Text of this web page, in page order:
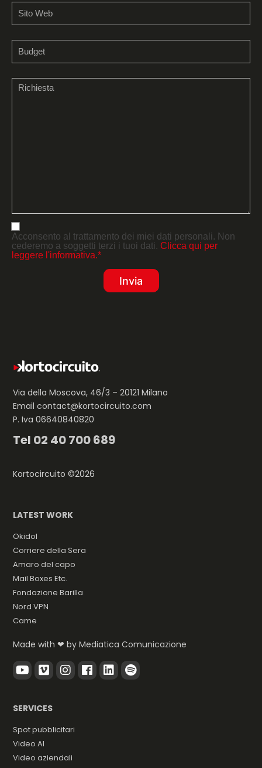
Acconsento al trattamento dei miei dati personali. Non
cederemo a soggetti terzi i tuoi dati. Clicca qui per
leggere l'informativa.*
Via della Moscova, 46/3 – 20121 Milano
Emailcontact@kortocircuito.com
P. Iva 06640840820
Tel 02 40 700 689
Kortocircuito ©2026
LATEST WORK
Okidol
Corriere della Sera
Amaro del capo
Mail Boxes Etc.
Fondazione Barilla
Nord VPN
Came
Made with ❤ byMediatica Comunicazione
SERVICES
Spot pubblicitari
Video AI
Video aziendali